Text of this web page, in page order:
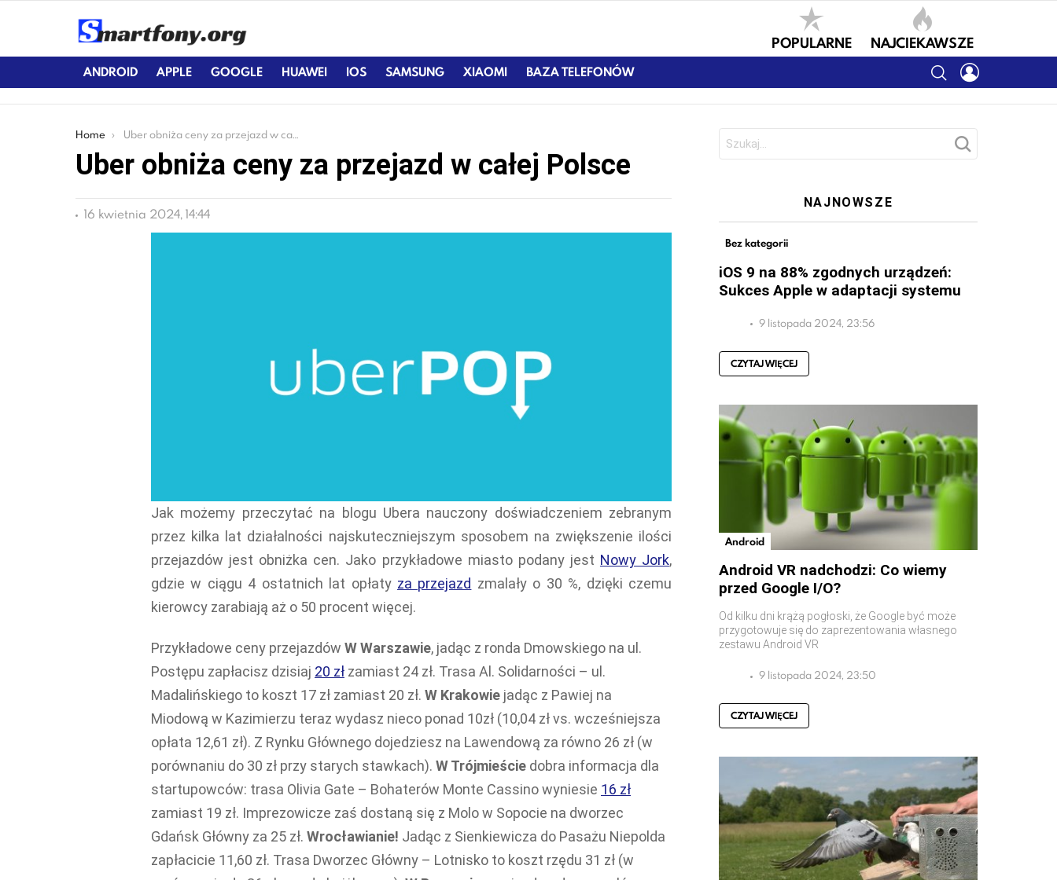
POPULARNE NAJCIEKAWSZE
ANDROID APPLE GOOGLE HUAWEI IOS SAMSUNG XIAOMI BAZA TELEFONÓW SEARCH
You are here:
Home Uber obniża ceny za przejazd w całej Polsce
Uber obniża ceny za przejazd w całej Polsce
16 kwietnia 2024, 14:44
Jak możemy przeczytać na blogu Ubera nauczony doświadczeniem zebranym
przez kilka lat działalności najskuteczniejszym sposobem na zwiększenie ilości
przejazdów jest obniżka cen. Jako przykładowe miasto podany jest Nowy Jork,
gdzie w ciągu 4 ostatnich lat opłaty za przejazd zmalały o 30 %, dzięki czemu
kierowcy zarabiają aż o 50 procent więcej.
Przykładowe ceny przejazdów W Warszawie, jadąc z ronda Dmowskiego na ul.
Postępu zapłacisz dzisiaj 20 zł zamiast 24 zł. Trasa Al. Solidarności – ul.
Madalińskiego to koszt 17 zł zamiast 20 zł. W Krakowie jadąc z Pawiej na
Miodową w Kazimierzu teraz wydasz nieco ponad 10zł (10,04 zł vs. wcześniejsza
opłata 12,61 zł). Z Rynku Głównego dojedziesz na Lawendową za równo 26 zł (w
porównaniu do 30 zł przy starych stawkach). W Trójmieście dobra informacja dla
startupowców: trasa Olivia Gate – Bohaterów Monte Cassino wyniesie 16 zł
zamiast 19 zł. Imprezowicze zaś dostaną się z Molo w Sopocie na dworzec
Gdańsk Główny za 25 zł. Wrocławianie! Jadąc z Sienkiewicza do Pasażu Niepolda
zapłacicie 11,60 zł. Trasa Dworzec Główny – Lotnisko to koszt rzędu 31 zł (w
NAJNOWSZE
Bez kategorii
iOS 9 na 88% zgodnych urządzeń:
Sukces Apple w adaptacji systemu
9 listopada 2024, 23:56
CZYTAJ WIĘCEJ
Android
Android VR nadchodzi: Co wiemy
przed Google I/O?
Od kilku dni krążą pogłoski, że Google być może
przygotowuje się do zaprezentowania własnego
zestawu Android VR
9 listopada 2024, 23:50
CZYTAJ WIĘCEJ